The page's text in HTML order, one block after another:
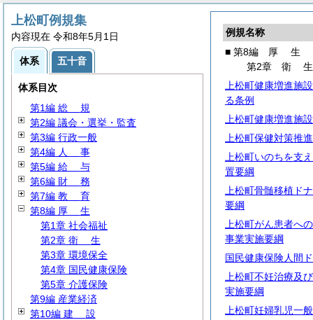
例規名称
■ 第8編 厚 生
第2章 衛生
上松町健康増進施
る条例
上松町健康増進施
上松町保健対策推
上松町いのちを支
置要綱
上松町骨髄移植ド
要綱
上松町がん患者へ
事業実施要綱
国民健康保険人間
上松町不妊治療及
実施要綱
上松町妊婦乳児一
上松町例規集
内容現在 令和8年5月1日
体系 五十音
体系目次
第1編 総 規
第2編 議会・選挙・監査
第3編 行政一般
第4編 人 事
第5編 給 与
第6編 財 務
第7編 教 育
第8編 厚 生
第1章 社会福祉
第2章 衛 生
第3章 環境保全
第4章 国民健康保険
第5章 介護保険
第9編 産業経済
第10編 建 設